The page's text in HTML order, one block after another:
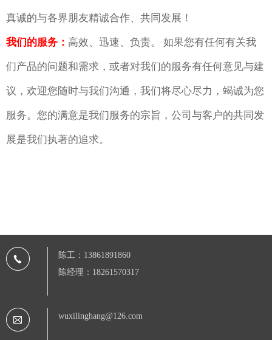
真诚的与各界朋友精诚合作、共同发展！
我们的服务： 高效、迅速、负责。 如果您有任何有关我
们产品的问题和需求，或者对我们的服务有任何意见与建
议，欢迎您随时与我们沟通，我们将尽心尽力，竭诚为您
服务。您的满意是我们服务的宗旨，公司与客户的共同发
展是我们执著的追求。
陈工：13861891860
陈经理：18261570317
wuxilinghang@126.com